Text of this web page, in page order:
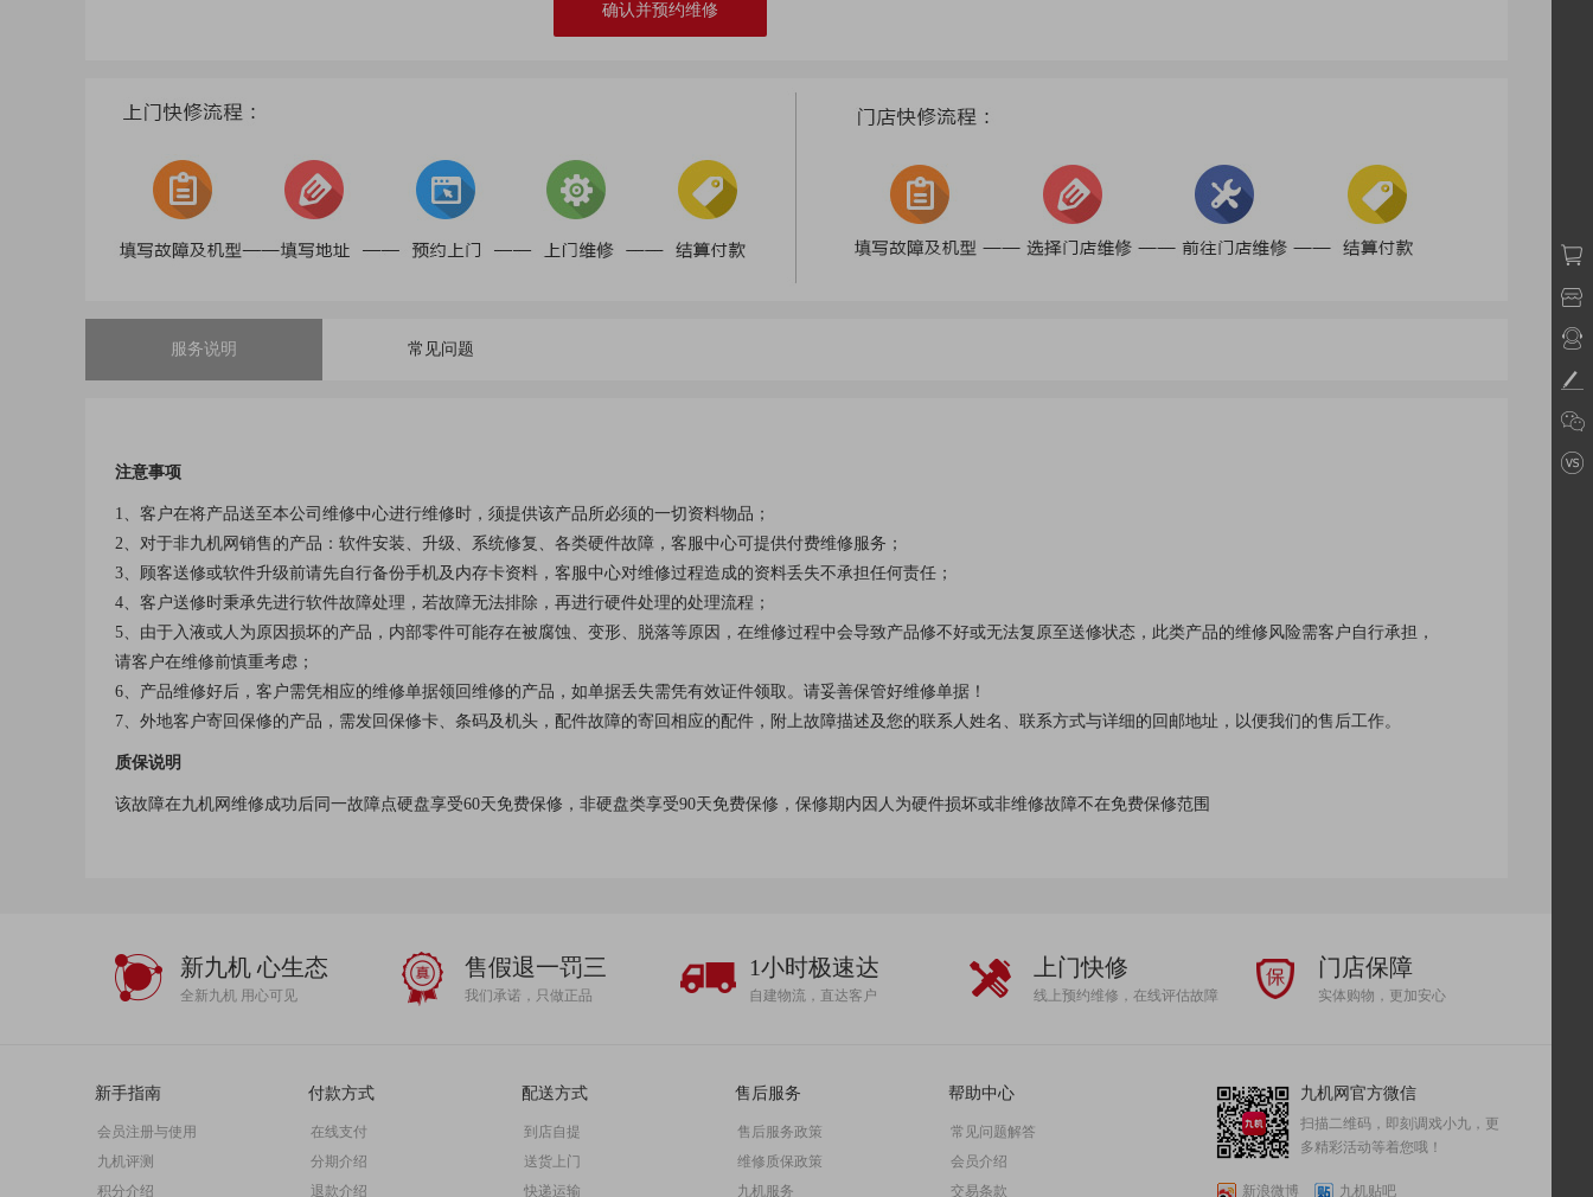
确认并预约维修
服务说明 常见问题
注意事项
1、客户在将产品送至本公司维修中心进行维修时，须提供该产品所必须的一切资料物品；
2、对于非九机网销售的产品：软件安装、升级、系统修复、各类硬件故障，客服中心可提供付费维修服务；
3、顾客送修或软件升级前请先自行备份手机及内存卡资料，客服中心对维修过程造成的资料丢失不承担任何责任；
4、客户送修时秉承先进行软件故障处理，若故障无法排除，再进行硬件处理的处理流程；
5、由于入液或人为原因损坏的产品，内部零件可能存在被腐蚀、变形、脱落等原因，在维修过程中会导致产品修不好或无法复原至送修状态，此类产品的维修风险需客户自行承担，
请客户在维修前慎重考虑；
6、产品维修好后，客户需凭相应的维修单据领回维修的产品，如单据丢失需凭有效证件领取。请妥善保管好维修单据！
7、外地客户寄回保修的产品，需发回保修卡、条码及机头，配件故障的寄回相应的配件，附上故障描述及您的联系人姓名、联系方式与详细的回邮地址，以便我们的售后工作。
质保说明
该故障在九机网维修成功后同一故障点硬盘享受60天免费保修，非硬盘类享受90天免费保修，保修期内因人为硬件损坏或非维修故障不在免费保修范围
新九机 心生态
全新九机 用心可见
售假退一罚三
我们承诺，只做正品
1小时极速达
自建物流，直达客户
上门快修
线上预约维修，在线评估故障
门店保障
实体购物，更加安心
新手指南
会员注册与使用
九机评测
积分介绍
付款方式
在线支付
分期介绍
退款介绍
配送方式
到店自提
送货上门
快递运输
售后服务
售后服务政策
维修质保政策
九机服务
帮助中心
常见问题解答
会员介绍
交易条款
九机网官方微信
扫描二维码，即刻调戏小九，更
多精彩活动等着您哦！
新浪微博 九机贴吧